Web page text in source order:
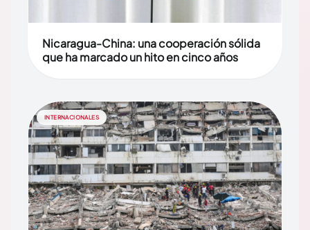
Nicaragua-China: una cooperación sólida
que ha marcado un hito en cinco años
INTERNACIONALES